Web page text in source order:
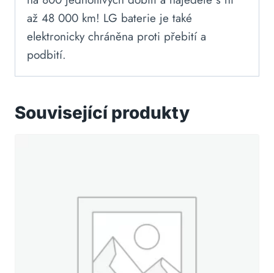
až 48 000 km! LG baterie je také
elektronicky chráněna proti přebití a
podbití.
Související produkty